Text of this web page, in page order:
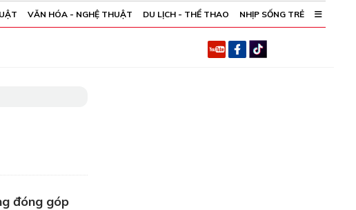
VĂN HÓA - NGHỆ THUẬT DU LỊCH - THỂ THAO NHỊP SỐNG TRẺ
đóng góp